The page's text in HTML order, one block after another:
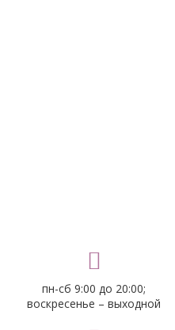
пн-сб 9:00 до 20:00;
воскресенье – выходной